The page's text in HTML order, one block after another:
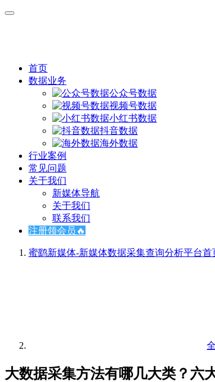
首页
数据业务
公众号数据
视频号数据
小红书数据
抖音数据
海外数据
行业案例
常见问题
关于我们
新媒体导航
关于我们
联系我们
注册领会员🔥
蜜鹞新媒体-新媒体数据采集查询分析平台首
大数据采集方法有哪几大类？六